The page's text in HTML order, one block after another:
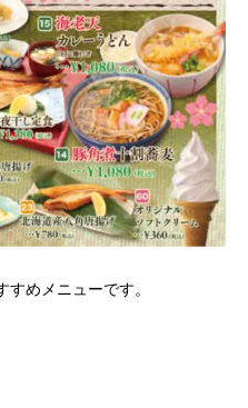
すめメニューです。